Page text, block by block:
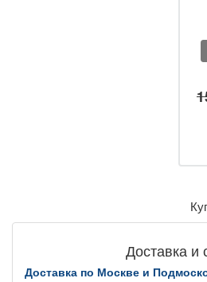
Доставка и
Доставка по Москве и